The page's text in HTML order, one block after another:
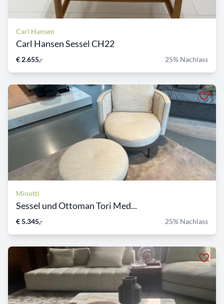
Carl Hansen
Carl Hansen Sessel CH22
€ 2.655,- 25% Nachlass
Minotti
Sessel und Ottoman Tori Med...
€ 5.345,- 25% Nachlass